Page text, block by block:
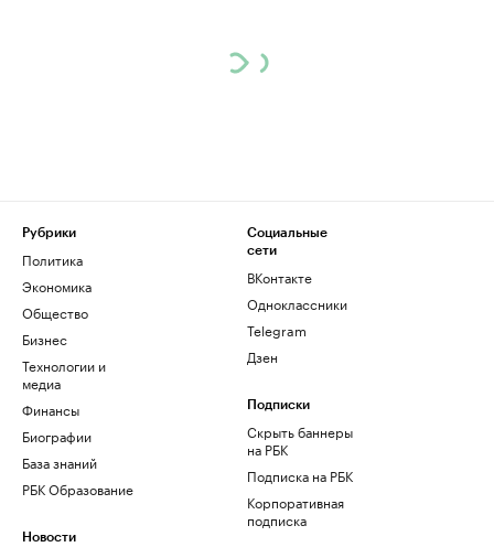
Рубрики
Политика
Экономика
Общество
Бизнес
Технологии и
медиа
Финансы
Биографии
База знаний
РБК Образование
Новости
Социальные
сети
ВКонтакте
Одноклассники
Telegram
Дзен
Подписки
Скрыть баннеры
на РБК
Подписка на РБК
Корпоративная
подписка